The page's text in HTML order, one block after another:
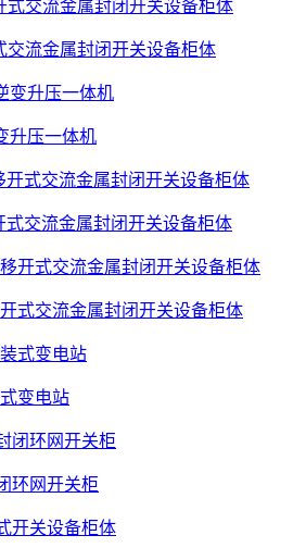
交流金属封闭开关设备柜体
升压一体机
交流金属封闭开关设备柜体
式交流金属封闭开关设备柜体
变电站
环网开关柜